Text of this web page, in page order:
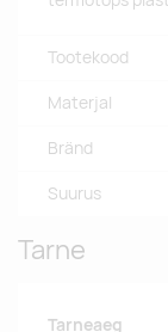
Tootekood
Materjal
Bränd
Suurus
Tarne
Tarneaeg